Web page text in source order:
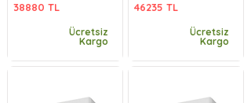
38880 TL
Ücretsiz
Kargo
46235 TL
Ücretsiz
Kargo